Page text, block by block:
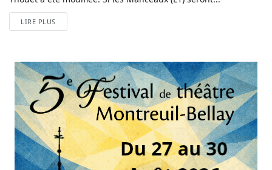
LIRE PLUS